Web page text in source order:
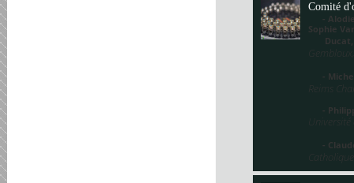
Comité
- Alodie
Sophie
-
Reims
-
-